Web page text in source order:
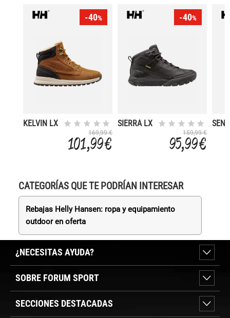
-40%
KELVIN LX
169,99 €
101,99 €
-40%
SIERRA LX
159,99 €
95,99 €
CATEGORÍAS QUE TE PODRÍAN INTERESAR
Rebajas Helly Hansen: ropa y equipamiento
outdoor en oferta
¿NECESITAS AYUDA?
SOBRE FORUM SPORT
SECCIONES DESTACADAS